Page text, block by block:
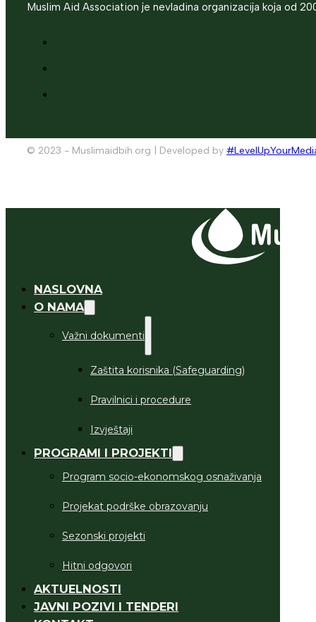
Muslim Aid Association je nevladina organizacija koja od
© 2023 - Muslimaidbih.org | Developed by
NASLOVNA
O NAMA
Važni dokumenti
Zaštita korisnika (Safeguarding)
Pravilnici i procedure
Izvještaji
PROGRAMI I PROJEKTI
Program socio-ekonomskog osnaživanja
Projekat podrške obrazovanju
Sezonski projekti
Hitni odgovori
AKTUELNOSTI
JAVNI POZIVI I TENDERI